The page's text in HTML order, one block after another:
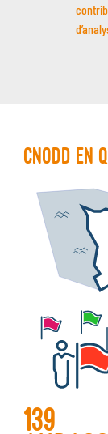
CNODD